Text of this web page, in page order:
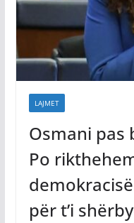
LAJMET
Osmani pas
Po
për t’i